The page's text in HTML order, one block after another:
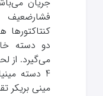
فشارضعیف
دو دسته
می‌گیرد. از
4 دسته
مینی بریکر